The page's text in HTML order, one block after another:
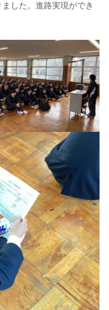
した。進路実現ができ